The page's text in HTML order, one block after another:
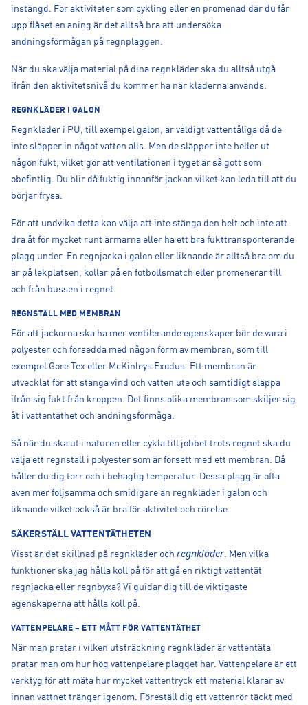
instängd. För aktiviteter som cykling eller en promenad där du får
upp flåset en aning är det alltså bra att undersöka
andningsförmågan på regnplaggen.
När du ska välja material på dina regnkläder ska du alltså utgå
ifrån den aktivitetsnivå du kommer ha när kläderna används.
REGNKLÄDER I GALON
Regnkläder i PU, till exempel galon, är väldigt vattentåliga då de
inte släpper in något vatten alls. Men de släpper inte heller ut
någon fukt, vilket gör att ventilationen i tyget är så gott som
obefintlig. Du blir då fuktig innanför jackan vilket kan leda till att du
börjar frysa.
För att undvika detta kan välja att inte stänga den helt och inte att
dra åt för mycket runt ärmarna eller ha ett bra fukttransporterande
plagg under. En regnjacka i galon eller liknande är alltså bra om du
är på lekplatsen, kollar på en fotbollsmatch eller promenerar till
och från bussen i regnet.
REGNSTÄLL MED MEMBRAN
För att jackorna ska ha mer ventilerande egenskaper bör de vara i
polyester och försedda med någon form av membran, som till
exempel Gore Tex eller McKinleys Exodus. Ett membran är
utvecklat för att stänga vind och vatten ute och samtidigt släppa
ifrån sig fukt från kroppen. Det finns olika membran som skiljer sig
åt i vattentäthet och andningsförmåga.
Så när du ska ut i naturen eller cykla till jobbet trots regnet ska du
välja ett regnställ i polyester som är försett med ett membran. Då
håller du dig torr och i behaglig temperatur. Dessa plagg är ofta
även mer följsamma och smidigare än regnkläder i galon och
liknande vilket också är bra för aktivitet och rörelse.
SÄKERSTÄLL VATTENTÄTHETEN
Visst är det skillnad på regnkläder och regnkläder. Men vilka
funktioner ska jag hålla koll på för att gå en riktigt vattentät
regnjacka eller regnbyxa? Vi guidar dig till de viktigaste
egenskaperna att hålla koll på.
VATTENPELARE – ETT MÅTT FÖR VATTENTÄTHET
När man pratar i vilken utsträckning regnkläder är vattentäta
pratar man om hur hög vattenpelare plagget har. Vattenpelare är ett
verktyg för att mäta hur mycket vattentryck ett material klarar av
innan vattnet tränger igenom. Föreställ dig ett vattenrör täckt med